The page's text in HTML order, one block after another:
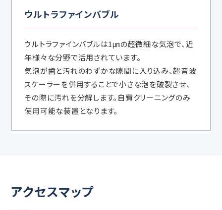
ウルトラファインバブル
ウルトラファインバブルは1㎛の超微細な気泡で、近
年様々な分野で活用されています。
気泡が歯と汚れのわずかな隙間に入り込み、超音波
スケーラーを併用することで小さな泡を破裂させ、
その際に汚れを分解します。自費クリーニングのみ
使用可能な装置となります。
アクセスマップ